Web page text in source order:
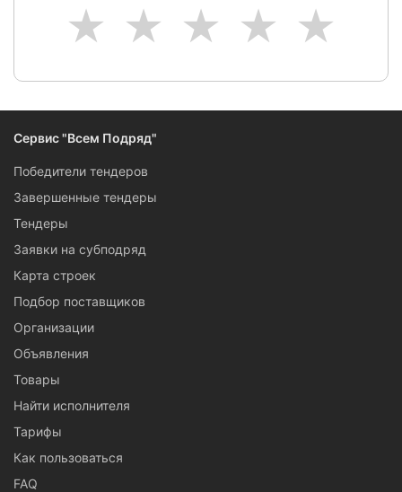
5
4
3
2
1
Сервис "Всем Подряд"
Победители тендеров
Завершенные тендеры
Тендеры
Заявки на субподряд
Карта строек
Подбор поставщиков
Организации
Объявления
Товары
Найти исполнителя
Тарифы
Как пользоваться
FAQ